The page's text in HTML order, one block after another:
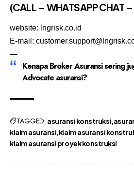
(CALL – WHATSAPP CHAT
website: lngrisk.co.id
E-mail:
—
Kenapa Broker Asuransi sering
Advocate asuransi?
TAGGED: asuransi konstruksi
klaim asuransi klaim asuransi
klaim asuransi proyek konstruksi